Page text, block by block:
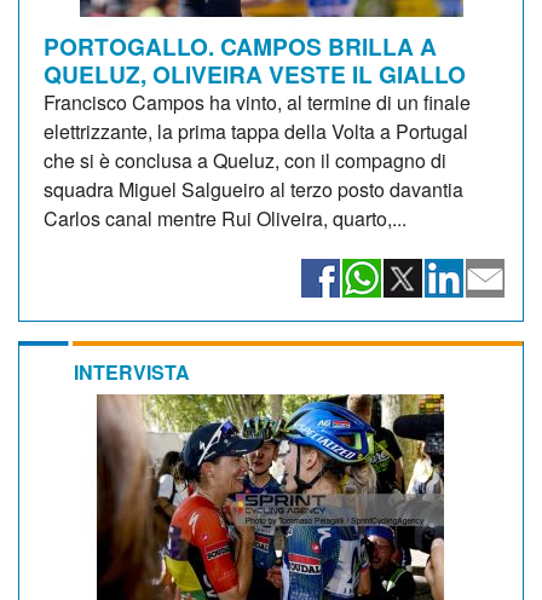
PORTOGALLO. CAMPOS BRILLA A
QUELUZ, OLIVEIRA VESTE IL GIALLO
Francisco Campos ha vinto, al termine di un finale
elettrizzante, la prima tappa della Volta a Portugal
che si è conclusa a Queluz, con il compagno di
squadra Miguel Salgueiro al terzo posto davantia
Carlos canal mentre Rui Oliveira, quarto,...
INTERVISTA